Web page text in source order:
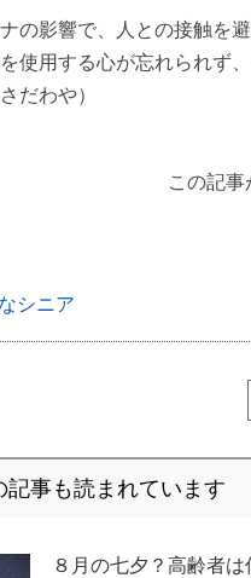
の影響で、人との接触を
使用する心が忘れられず
だわや）
この記事
シニア
記事も読まれています
８月の七夕？高齢者